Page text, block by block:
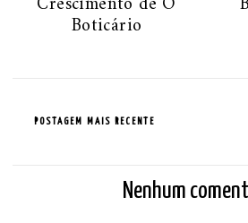
Boticário
POSTAGEM MAIS RECENTE
Nenhum